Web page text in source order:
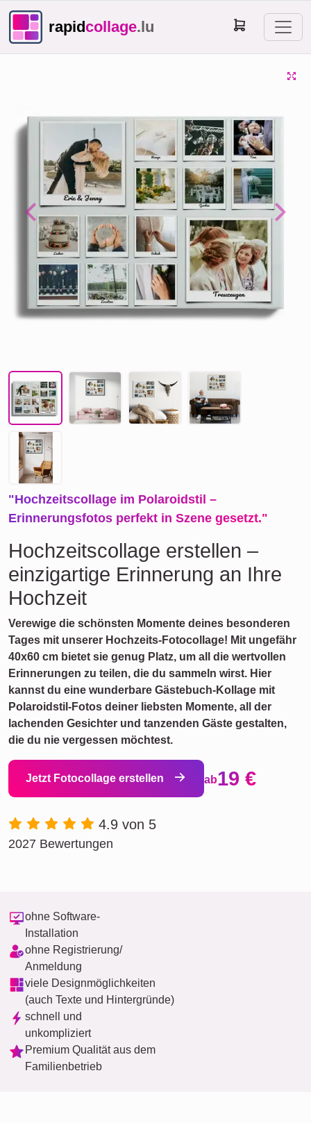
rapidcollage.lu
Previous Next
"Hochzeitscollage im Polaroidstil –
Erinnerungsfotos perfekt in Szene gesetzt."
Hochzeitscollage erstellen –
einzigartige Erinnerung an Ihre
Hochzeit
Verewige die schönsten Momente deines besonderen
Tages mit unserer Hochzeits-Fotocollage! Mit ungefähr
40x60 cm bietet sie genug Platz, um all die wertvollen
Erinnerungen zu teilen, die du sammeln wirst. Hier
kannst du eine wunderbare Gästebuch-Kollage mit
Polaroidstil-Fotos deiner liebsten Momente, all der
lachenden Gesichter und tanzenden Gäste gestalten,
die du nie vergessen möchtest.
Jetzt Fotocollage erstellen ab19 €
4.9 von 5
2027 Bewertungen
ohne Software-
Installation
ohne Registrierung/
Anmeldung
viele Designmöglichkeiten
(auch Texte und Hintergründe)
schnell und
unkompliziert
Premium Qualität aus dem
Familienbetrieb